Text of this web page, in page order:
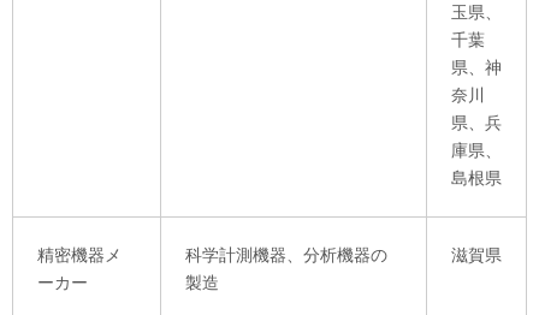
玉県、
千葉
県、神
奈川
県、兵
庫県、
島根県
精密機器メ
ーカー
科学計測機器、分析機器の
製造
滋賀県